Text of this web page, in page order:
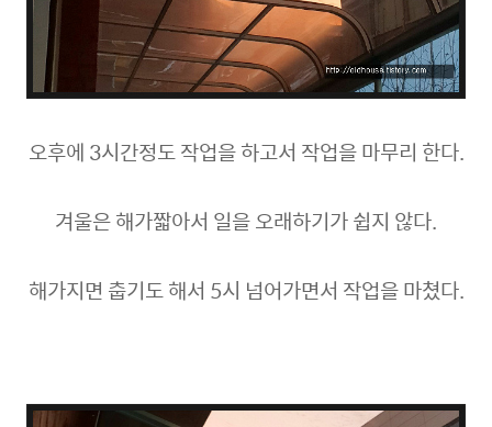
오후에 3시간정도 작업을 하고서 작업을 마무리 한다.
겨울은 해가짧아서 일을 오래하기가 쉽지 않다.
해가지면 춥기도 해서 5시 넘어가면서 작업을 마쳤다.